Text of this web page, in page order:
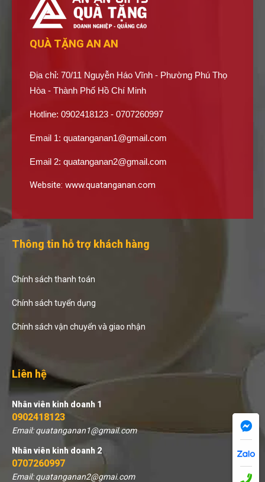
QUÀ TẶNG AN AN
Địa chỉ: 70/11 Nguyễn Háo Vĩnh - Phường Phú Thọ
Hòa - Thành Phố Hồ Chí Minh
Hotline: 0902418123 - 0707260997
Email 1: quatanganan1@gmail.com
Email 2: quatanganan2@gmail.com
Website: www.quatanganan.com
Thông tin hỗ trợ khách hàng
Chính sách thanh toán
Chính sách tuyển dụng
Chính sách vận chuyển và giao nhận
Liên hệ
Nhân viên kinh doanh 1
0902418123
Email: quatanganan1@gmail.com
Nhân viên kinh doanh 2
0707260997
Email: quatanganan2@gmai.com